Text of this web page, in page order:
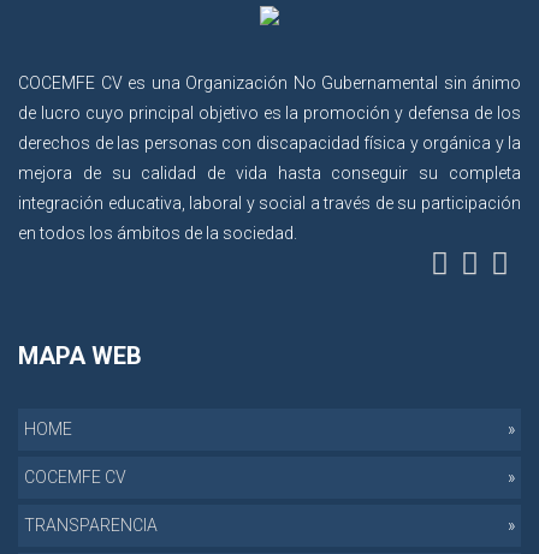
COCEMFE CV es una Organización No Gubernamental sin ánimo
de lucro cuyo principal objetivo es la promoción y defensa de los
derechos de las personas con discapacidad física y orgánica y la
mejora de su calidad de vida hasta conseguir su completa
integración educativa, laboral y social a través de su participación
en todos los ámbitos de la sociedad.
MAPA WEB
HOME
COCEMFE CV
TRANSPARENCIA